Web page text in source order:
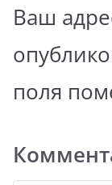
Ваш
поля